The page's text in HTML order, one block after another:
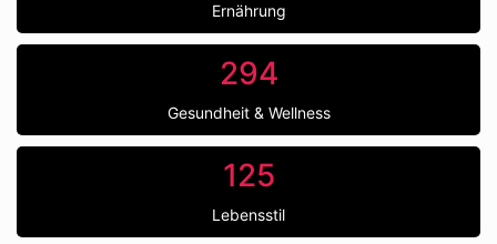
Ernährung
294
Gesundheit & Wellness
125
Lebensstil